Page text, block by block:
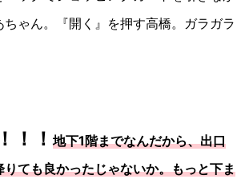
ちゃん。『開く』を押す高橋。ガラガラ
！！ 地下1階までなんだから、出口
ても良かったじゃないか。もっと下ま